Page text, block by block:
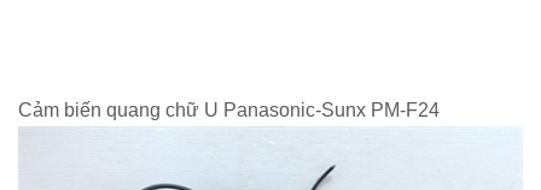
Cảm biến quang chữ U Panasonic-Sunx PM-F24